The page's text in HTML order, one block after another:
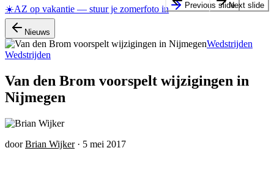
☀️AZ op vakantie — stuur je zomerfoto in
Nieuws
Wedstrijden
Wedstrijden
Van den Brom voorspelt wijzigingen in
Nijmegen
door Brian Wijker· 5 mei 2017
Previous slideNext slide